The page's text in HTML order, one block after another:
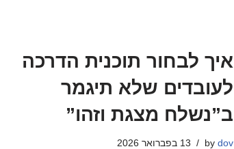
איך לבחור תוכנית הדרכה
לעובדים שלא תיגמר
ב”נשלח מצגת וזהו”
by dov 13 בפברואר 2026